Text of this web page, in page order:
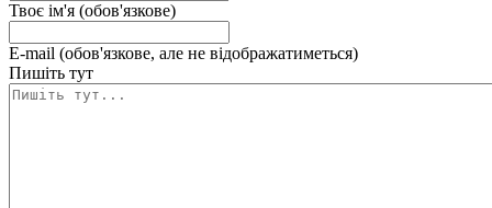
Твоє ім'я (обов'язкове)
E-mail (обов'язкове, але не відображатиметься)
Пишіть тут